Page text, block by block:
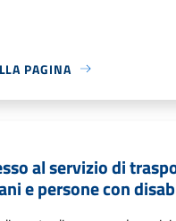
PAGINA
al servizio di
e persone con